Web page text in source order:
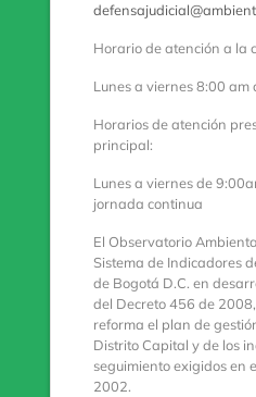
Horario de atención a la
Lunes a viernes 8:00 am
Horarios de atención
principal:
Lunes a viernes de
jornada continua
El Observatorio
Sistema de Indicadores
de Bogotá D.C. en
del Decreto 456 de
reforma el plan de
Distrito Capital y de los
seguimiento exigidos en
2002.